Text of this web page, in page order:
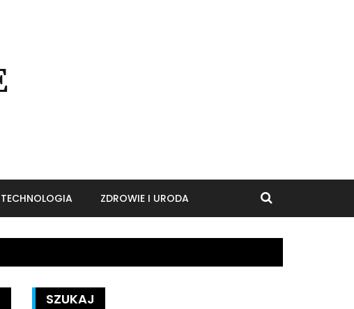
TECHNOLOGIA ZDROWIE I URODA
SZUKAJ